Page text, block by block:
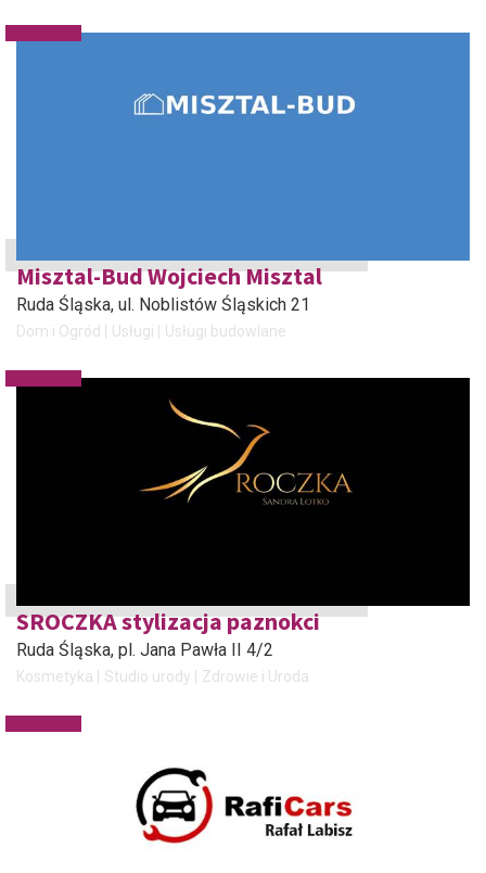
Misztal-Bud Wojciech Misztal
Ruda Śląska, ul. Noblistów Śląskich 21
Dom i Ogród Usługi Usługi budowlane
SROCZKA stylizacja paznokci
Ruda Śląska, pl. Jana Pawła II 4/2
Kosmetyka Studio urody Zdrowie i Uroda